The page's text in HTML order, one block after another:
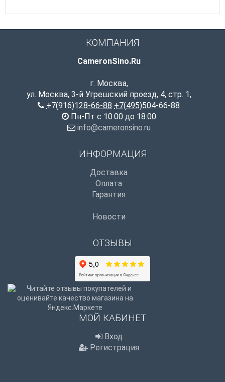
КОМПАНИЯ
CameronSino.Ru
г. Москва,
ул. Москва, 3-й Угрешский проезд, 4, стр. 1,
+7(916)128-66-88 +7(495)504-66-88
Пн-Пт с 10:00 до 18:00
info@cameronsino.ru
ИНФОРМАЦИЯ
Доставка
Оплата
Гарантия
Новости
ОТЗЫВЫ
МОЙ КАБИНЕТ
Вход
Регистрация